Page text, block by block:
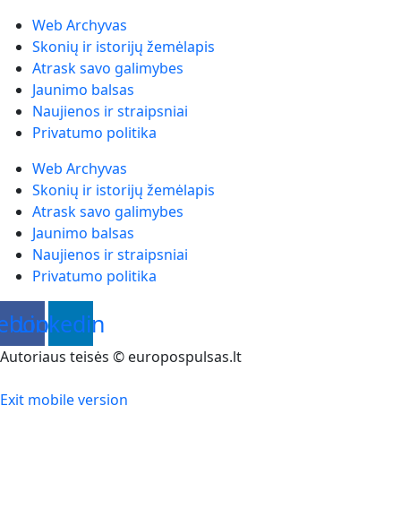
Web Archyvas
Skonių ir istorijų žemėlapis
Atrask savo galimybes
Jaunimo balsas
Naujienos ir straipsniai
Privatumo politika
Web Archyvas
Skonių ir istorijų žemėlapis
Atrask savo galimybes
Jaunimo balsas
Naujienos ir straipsniai
Privatumo politika
Linkedin
Autoriaus teisės © europospulsas.lt
Exit mobile version